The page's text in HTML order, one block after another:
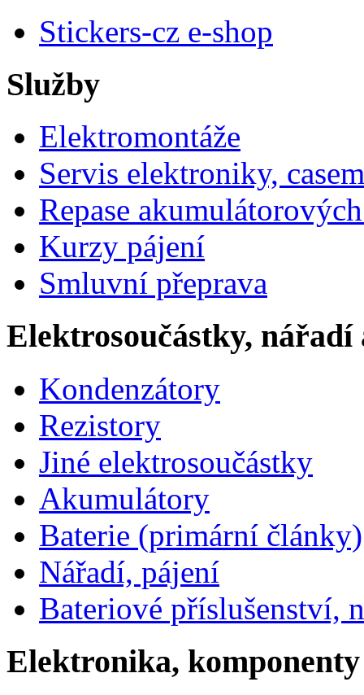
Stickers-cz e-shop
Služby
Elektromontáže
Servis elektroniky,
Repase
Kurzy pájení
Smluvní přeprava
Elektrosoučástky, nářadí
Kondenzátory
Rezistory
Jiné elektrosoučástky
Akumulátory
Baterie (primární články)
Nářadí, pájení
Bateriové příslušenství,
Elektronika, komponenty